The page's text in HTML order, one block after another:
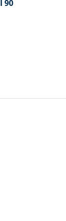
90